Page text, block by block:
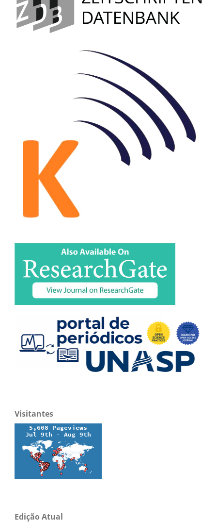
Visitantes
Edição Atual